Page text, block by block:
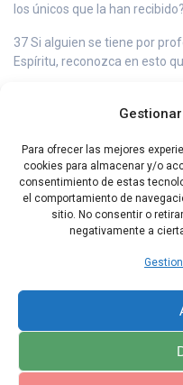
Para ofrecer las mejores
cookies para almacenar y/o
consentimiento de estas
el comportamiento de
sitio. No consentir o
negativamente a
los únicos que la han recibido?
37 Si alguien se tiene por
Espíritu, reconozca en esto
39 En conclusión,
impidan que se hable en un
40 Pero todo debe hacerse
Capítulo Anterior